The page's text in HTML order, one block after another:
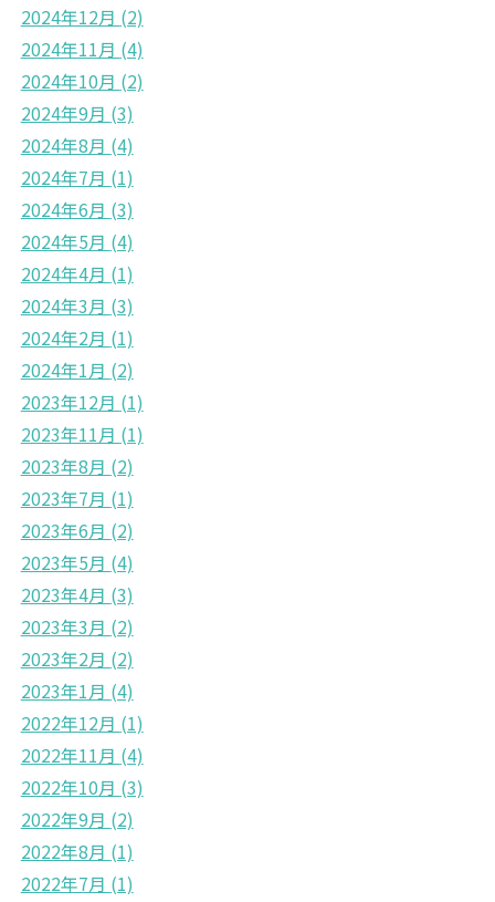
2024年12月 (2)
2024年11月 (4)
2024年10月 (2)
2024年9月 (3)
2024年8月 (4)
2024年7月 (1)
2024年6月 (3)
2024年5月 (4)
2024年4月 (1)
2024年3月 (3)
2024年2月 (1)
2024年1月 (2)
2023年12月 (1)
2023年11月 (1)
2023年8月 (2)
2023年7月 (1)
2023年6月 (2)
2023年5月 (4)
2023年4月 (3)
2023年3月 (2)
2023年2月 (2)
2023年1月 (4)
2022年12月 (1)
2022年11月 (4)
2022年10月 (3)
2022年9月 (2)
2022年8月 (1)
2022年7月 (1)